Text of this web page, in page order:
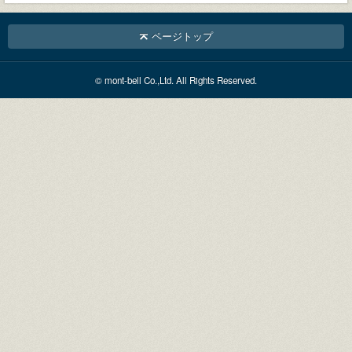
ページトップ
© mont-bell Co.,Ltd. All Rights Reserved.